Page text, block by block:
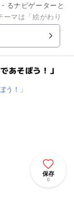
るナビゲーターと
ふしぎな箱をつく
あそぼう！」
保存
0